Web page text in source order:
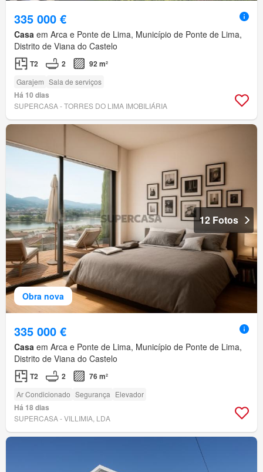
335 000 €
Casa em Arca e Ponte de Lima, Município de Ponte de Lima,
Distrito de Viana do Castelo
T2 2 92 m²
Garajem Sala de serviços
Há 10 dias
SUPERCASA - TORRES DO LIMA IMOBILIÁRIA
Obra nova
12 Fotos
335 000 €
Casa em Arca e Ponte de Lima, Município de Ponte de Lima,
Distrito de Viana do Castelo
T2 2 76 m²
Ar Condicionado Segurança Elevador
Há 18 dias
SUPERCASA - VILLIMIA, LDA